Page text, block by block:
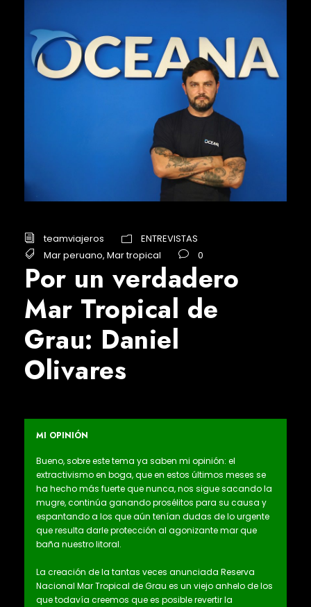
teamviajeros
ENTREVISTAS
Mar peruano, Mar tropical 0
Por un verdadero
Mar Tropical de
Grau: Daniel
Olivares
MI OPINIÓN
Bueno, sobre este tema ya saben mi opinión: el
extractivismo en boga, que en estos últimos meses se
ha hecho más fuerte que nunca, nos sigue sacando la
mugre, continúa ganando prosélitos para su causa y
espantando a los que aún tenían dudas de lo urgente
que resulta darle protección al agonizante mar que
baña nuestro litoral.
La creación de la tantas veces anunciada Reserva
Nacional Mar Tropical de Grau es un viejo anhelo de los
que todavía creemos que es posible revertir la